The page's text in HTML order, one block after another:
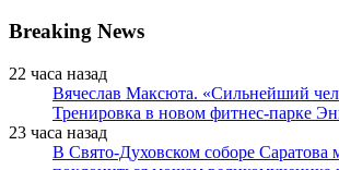
Breaking News
22 часа назад
Вячеслав Максюта. «Сильнейший
Тренировка в новом фитнес-парке
23 часа назад
В Свято-Духовском соборе Саратова